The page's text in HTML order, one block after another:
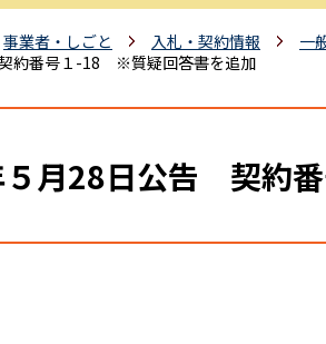
事業者・しごと 入札・契約情報 一
約番号１-18 ※質疑回答書を追加
５月28日公告 契約